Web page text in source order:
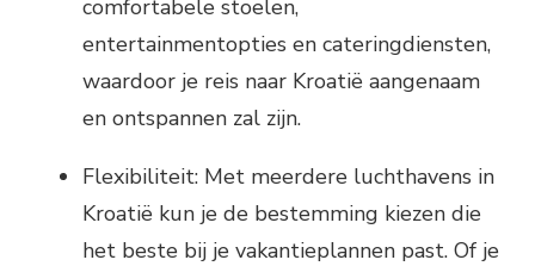
comfortabele stoelen,
entertainmentopties en cateringdiensten,
waardoor je reis naar Kroatië aangenaam
en ontspannen zal zijn.
Flexibiliteit: Met meerdere luchthavens in
Kroatië kun je de bestemming kiezen die
het beste bij je vakantieplannen past. Of je